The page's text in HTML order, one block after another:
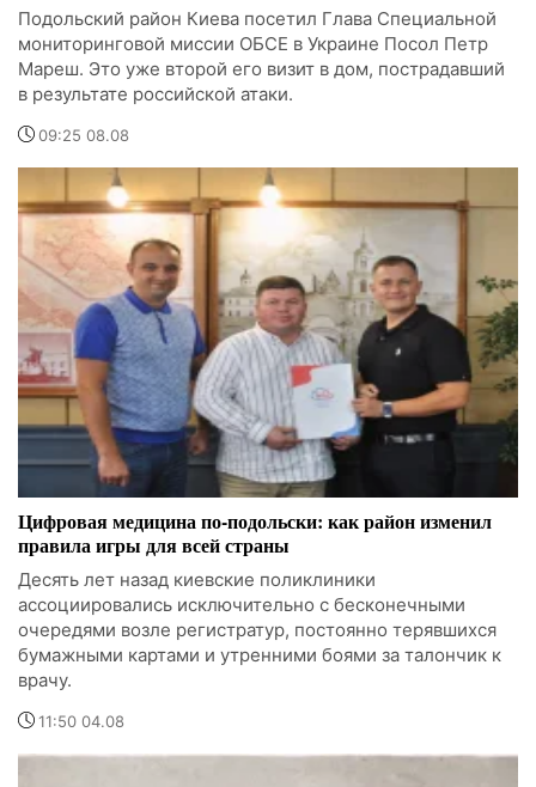
Подольский район Киева посетил Глава Специальной
мониторинговой миссии ОБСЕ в Украине Посол Петр
Мареш. Это уже второй его визит в дом, пострадавший
в результате российской атаки.
09:25 08.08
Цифровая медицина по-подольски: как район изменил
правила игры для всей страны
Десять лет назад киевские поликлиники
ассоциировались исключительно с бесконечными
очередями возле регистратур, постоянно терявшихся
бумажными картами и утренними боями за талончик к
врачу.
11:50 04.08